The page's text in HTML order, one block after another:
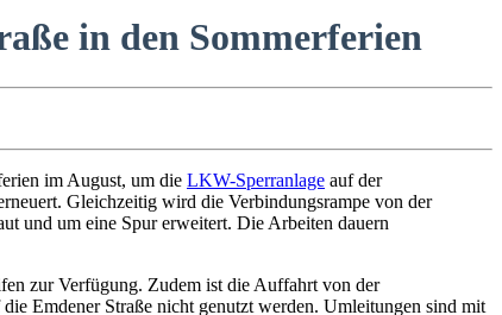
in den Sommerferien
im August, um die LKW-Sperranlage auf der
Gleichzeitig wird die Verbindungsrampe von der
und um eine Spur erweitert. Die Arbeiten dauern
zur Verfügung. Zudem ist die Auffahrt von der
Emdener Straße nicht genutzt werden. Umleitungen sind mit